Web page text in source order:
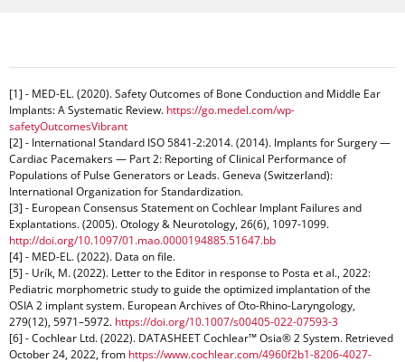
[1] - MED-EL. (2020). Safety Outcomes of Bone Conduction and Middle Ear
Implants: A Systematic Review. https://go.medel.com/wp-
safetyOutcomesVibrant
[2] - International Standard ISO 5841-2:2014. (2014). Implants for Surgery —
Cardiac Pacemakers — Part 2: Reporting of Clinical Performance of
Populations of Pulse Generators or Leads. Geneva (Switzerland):
International Organization for Standardization.
[3] - European Consensus Statement on Cochlear Implant Failures and
Explantations. (2005). Otology & Neurotology, 26(6), 1097-1099.
http://doi.org/10.1097/01.mao.0000194885.51647.bb
[4] - MED-EL. (2022). Data on file.
[5] - Urík, M. (2022). Letter to the Editor in response to Posta et al., 2022:
Pediatric morphometric study to guide the optimized implantation of the
OSIA 2 implant system. European Archives of Oto-Rhino-Laryngology,
279(12), 5971–5972. https://doi.org/10.1007/s00405-022-07593-3
[6] - Cochlear Ltd. (2022). DATASHEET Cochlear™ Osia® 2 System. Retrieved
October 24, 2022, from https://www.cochlear.com/4960f2b1-8206-4027-